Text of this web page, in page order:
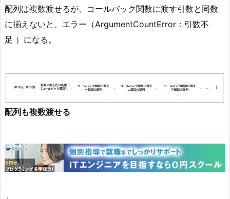
配列は複数渡せるが、コールバック関数に渡す引数と同数
に揃えないと、エラー（ArgumentCountError：引数不
足 ）になる。
配列も複数渡せる